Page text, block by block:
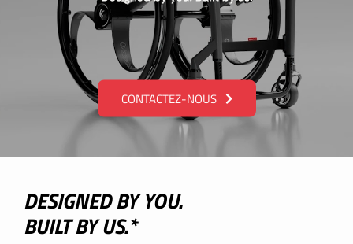
CONTACTEZ-NOUS
DESIGNED BY YOU.
BUILT BY US.*
BELGIE
BELGIQUE
DANMARK
FRANCE
INTERNATIONAL